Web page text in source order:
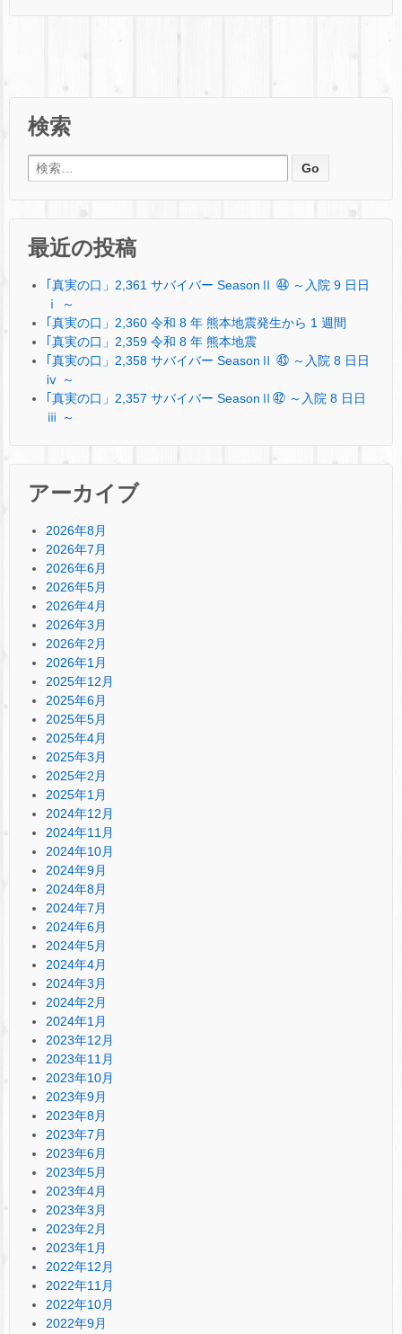
検索
検索:
最近の投稿
｢真実の口」2,361 サバイバー SeasonⅡ ㊹ ～入院 9 日日
ⅰ ～
｢真実の口」2,360 令和 8 年 熊本地震発生から 1 週間
｢真実の口」2,359 令和 8 年 熊本地震
｢真実の口」2,358 サバイバー SeasonⅡ ㊸ ～入院 8 日日
ⅳ ～
｢真実の口」2,357 サバイバー SeasonⅡ㊷ ～入院 8 日日
ⅲ ～
アーカイブ
2026年8月
2026年7月
2026年6月
2026年5月
2026年4月
2026年3月
2026年2月
2026年1月
2025年12月
2025年6月
2025年5月
2025年4月
2025年3月
2025年2月
2025年1月
2024年12月
2024年11月
2024年10月
2024年9月
2024年8月
2024年7月
2024年6月
2024年5月
2024年4月
2024年3月
2024年2月
2024年1月
2023年12月
2023年11月
2023年10月
2023年9月
2023年8月
2023年7月
2023年6月
2023年5月
2023年4月
2023年3月
2023年2月
2023年1月
2022年12月
2022年11月
2022年10月
2022年9月